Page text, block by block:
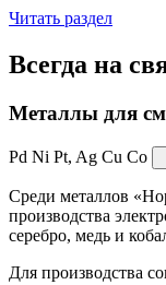
Читать раздел
Всегда на
Металлы для
Pd Ni Pt, Ag Cu Co
Среди металлов
производства
серебро, медь и
Для производства